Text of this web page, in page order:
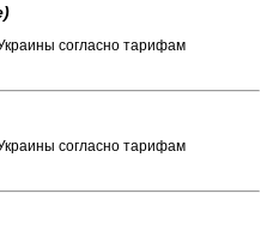
согласно тарифам
согласно тарифам